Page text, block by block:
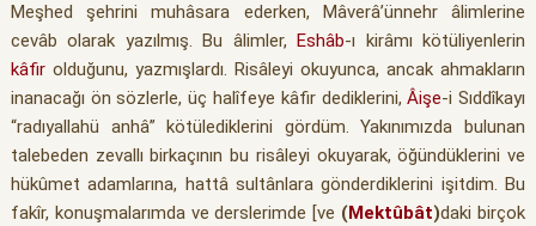
Meşhed şehrini muhâsara ederken, Mâverâ’ünnehr âlimlerine
cevâb olarak yazılmış. Bu âlimler,
Eshâb-ı kirâmı kötüliyenlerin
kâfirolduğunu, yazmışlardı. Risâleyi okuyunca, ancak ahmakların
inanacağı ön sözlerle, üç halîfeye kâfir dediklerini,Âişe-i Sıddîkayı
“radıyallahü anhâ” kötülediklerini gördüm. Yakınımızda bulunan
talebeden zevallı birkaçının bu risâleyi okuyarak, öğündüklerini ve
hükûmet adamlarına, hattâ sultânlara gönderdiklerini işitdim. Bu
fakîr, konuşmalarımda ve derslerimde [ve (Mektûbât)daki birçok